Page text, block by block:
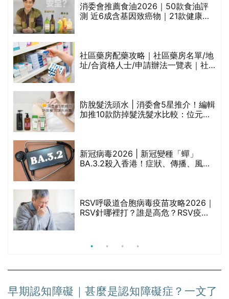
消委會推薦食油2026｜50款食油評
測 近6成含基因致癌物｜21款健康煮
社區藥房配藥攻略｜社區藥房名單/地
址/合資格人士/申請辦法一覽表｜社
防脫髮洗頭水 | 消委會5星推介！編輯
加推10款防掉髮洗髮水比較：位元
新冠病毒2026 | 新冠變種「蟬」
BA.3.2殺入香港！症狀、傳播、風險
RSV呼吸道合胞病毒疫苗攻略2026｜
RSV針哪裡打？誰是高危？RSV疫苗
早期認知障礙｜甚麼是認知障礙症？一文了